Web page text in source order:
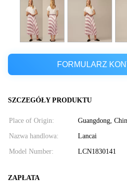
FORMULARZ
SZCZEGÓŁY PRODUKTU
Place of Origin: Guangdong,
Nazwa handlowa: Lancai
Model Number: LCN1830141
ZAPŁATA